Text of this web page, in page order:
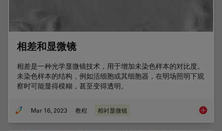
相差和显微镜
相差是一种光学显微镜技术，用于增加未染色样本的对比度。
未染色样本的结构，例如活细胞或其细胞器，在明场照明下观
察时可能显得模糊，甚至变得透明。
Mar 16, 2023 教程 相衬显微镜 相差和